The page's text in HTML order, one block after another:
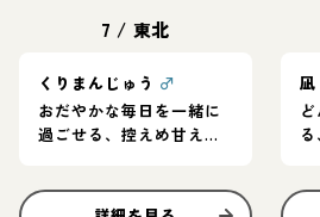
7 / 東北
くりまんじゅう ♂
おだやかな毎日を一緒に
過ごせる、控えめ甘えん
凪